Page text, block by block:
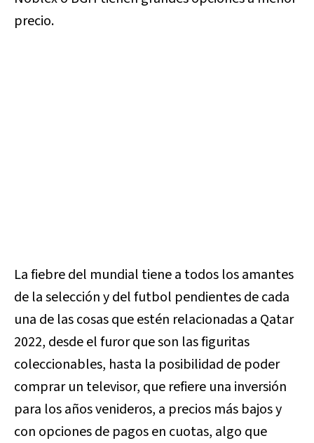
precio.
La fiebre del mundial tiene a todos los amantes
de la selección y del futbol pendientes de cada
una de las cosas que estén relacionadas a Qatar
2022, desde el furor que son las figuritas
coleccionables, hasta la posibilidad de poder
comprar un televisor, que refiere una inversión
para los años venideros, a precios más bajos y
con opciones de pagos en cuotas, algo que